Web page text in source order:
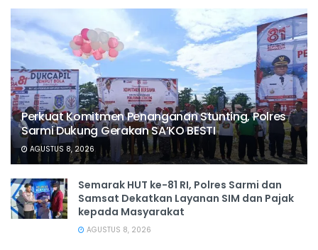
Perkuat Komitmen Penanganan Stunting, Polres
Sarmi Dukung Gerakan SA’KO BESTI
AGUSTUS 8, 2026
Semarak HUT ke-81 RI, Polres Sarmi dan
Samsat Dekatkan Layanan SIM dan Pajak
kepada Masyarakat
AGUSTUS 8, 2026